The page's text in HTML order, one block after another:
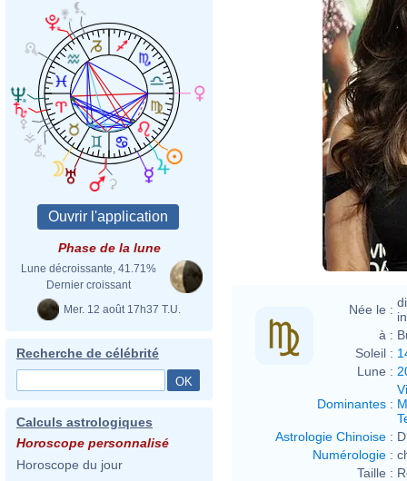
Phase de la lune
Lune décroissante, 41.71%
Dernier croissant
Mer. 12 août 17h37 T.U.
Recherche de célébrité
Calculs astrologiques
Horoscope personnalisé
Horoscope du jour
Née le :
à :
Soleil :
Lune :
Dominantes :
Astrologie Chinoise :
Numérologie :
Taille :